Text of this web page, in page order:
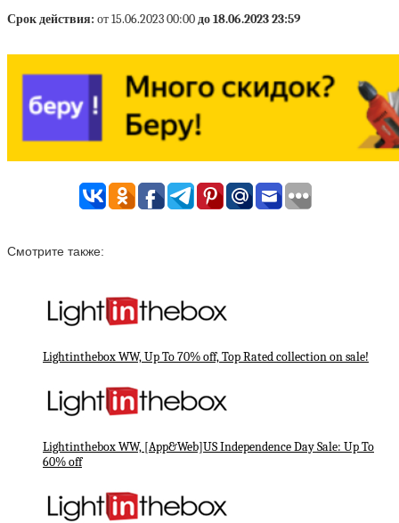
Срок действия: от 15.06.2023 00:00до 18.06.2023 23:59
Смотрите также:
Lightinthebox WW, Up To 70% off, Top Rated collection on sale!
Lightinthebox WW, [App&Web]US Independence Day Sale: Up To
60% off